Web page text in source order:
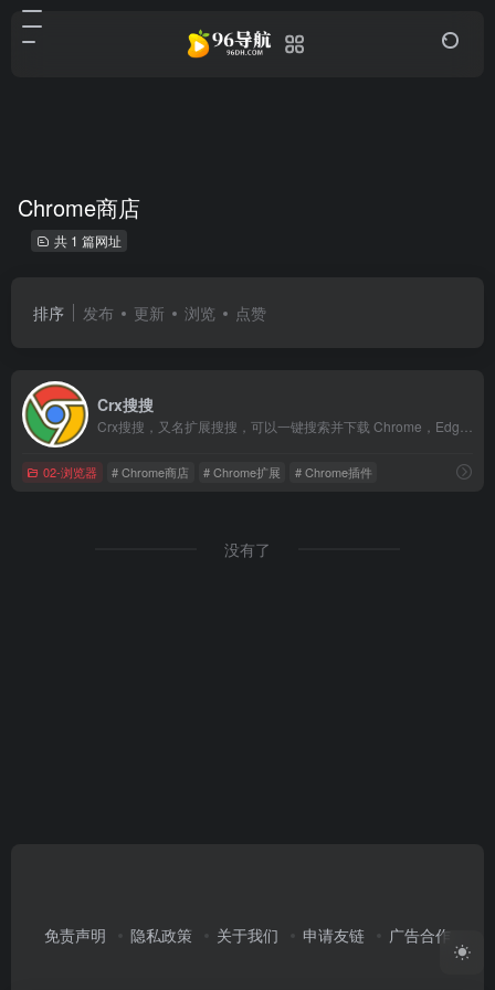
Chrome商店
共 1 篇网址
排序 发布 更新 浏览 点赞
Crx搜搜
02-浏览器 # Chrome商店 # Chrome扩展 # Chrome插件
没有了
免责声明 隐私政策 关于我们 申请友链 广告合作